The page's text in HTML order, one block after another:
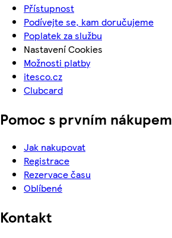
Přístupnost
Podívejte se, kam doručujeme
Poplatek za službu
Nastavení Cookies
Možnosti platby
itesco.cz
Clubcard
Pomoc s prvním nákupem
Jak nakupovat
Registrace
Rezervace času
Oblíbené
Kontakt